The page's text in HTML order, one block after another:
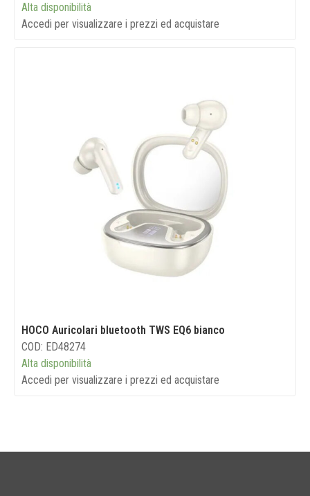
Alta disponibilità
Accedi per visualizzare i prezzi ed acquistare
HOCO Auricolari bluetooth TWS EQ6 bianco
COD: ED48274
Alta disponibilità
Accedi per visualizzare i prezzi ed acquistare